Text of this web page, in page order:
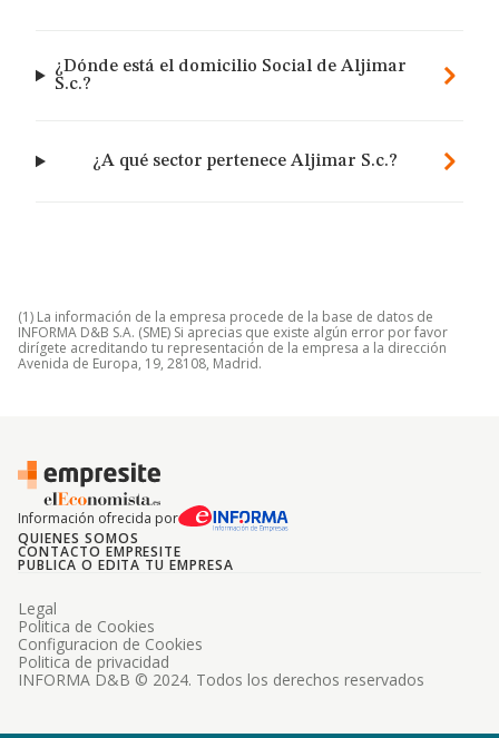
¿Dónde está el domicilio Social de Aljimar
S.c.?
¿A qué sector pertenece Aljimar S.c.?
(1) La información de la empresa procede de la base de datos de
INFORMA D&B S.A. (SME) Si aprecias que existe algún error por favor
dirígete acreditando tu representación de la empresa a la dirección
Avenida de Europa, 19, 28108, Madrid.
Información ofrecida por
QUIENES SOMOS
CONTACTO EMPRESITE
PUBLICA O EDITA TU EMPRESA
INFORMA D&B © 2024. Todos los derechos reservados
Legal
Politica de Cookies
Configuracion de Cookies
Politica de privacidad